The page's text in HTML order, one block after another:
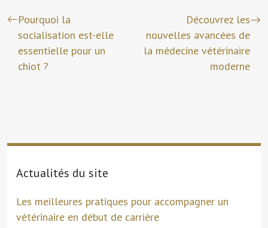
Pourquoi la
socialisation est-elle
essentielle pour un
chiot ?
Découvrez les
nouvelles avancées de
la médecine vétérinaire
moderne
Actualités du site
Les meilleures pratiques pour accompagner un
vétérinaire en début de carrière